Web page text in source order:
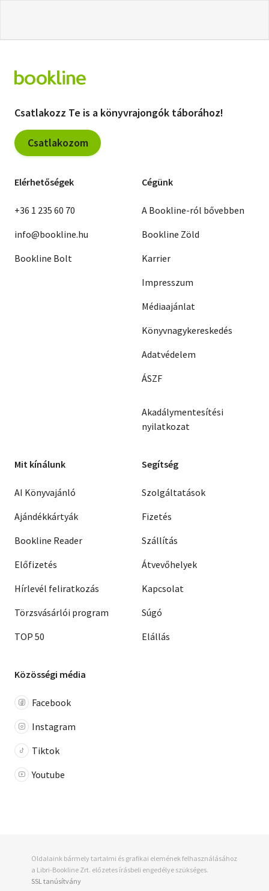
Csatlakozz Te is a könyvrajongók táborához!
Csatlakozom
Elérhetőségek
+36 1 235 60 70
info@bookline.hu
Bookline Bolt
Cégünk
A Bookline-ról bővebben
Bookline Zöld
Karrier
Impresszum
Médiaajánlat
Könyvnagykereskedés
Adatvédelem
ÁSZF
Akadálymentesítési
nyilatkozat
Mit kínálunk
AI Könyvajánló
Ajándékkártyák
Bookline Reader
Előfizetés
Hírlevél feliratkozás
Törzsvásárlói program
TOP 50
Segítség
Szolgáltatások
Fizetés
Szállítás
Átvevőhelyek
Kapcsolat
Súgó
Elállás
Közösségi média
Facebook
Instagram
Tiktok
Youtube
Oldalaink bármely tartalmi és grafikai elemének felhasználásához
a Libri-Bookline Zrt. előzetes írásbeli engedélye szükséges.
SSL tanúsítvány